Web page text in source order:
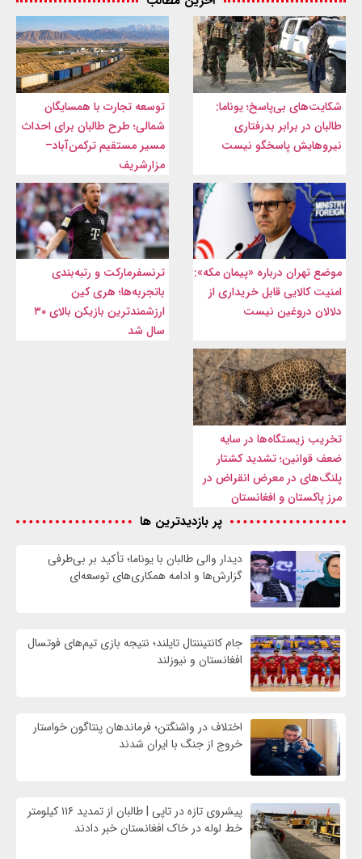
شکایت‌های بی‌پاسخ؛ یوناما:
طالبان در برابر بدرفتاری
نیروهایش پاسخگو نیست
توسعه تجارت با همسایگان
شمالی؛ طرح طالبان برای احداث
مسیر مستقیم ترکمن‌آباد–
مزارشریف
موضع تهران درباره «پیمان مکه»:
امنیت کالایی قابل خریداری از
دلالان دروغین نیست
ترنسفرمارکت و رتبه‌بندی
باتجربه‌ها؛ هری کین
ارزشمندترین بازیکن بالای ۳۰
سال شد
تخریب زیستگاه‌ها در سایه
ضعف قوانین؛ تشدید کشتار
پلنگ‌های در معرض انقراض در
مرز پاکستان و افغانستان
پر بازدیدترین ها
دیدار والی طالبان با یوناما؛ تأکید بر بی‌طرفی
گزارش‌ها و ادامه همکاری‌های توسعه‌ای
جام کانتیننتال تایلند؛ نتیجه بازی تیم‌های فوتسال
افغانستان و نیوزلند
اختلاف در واشنگتن؛ فرماندهان پنتاگون خواستار
خروج از جنگ با ایران شدند
پیشروی تازه در تاپی | طالبان از تمدید ۱۱۶ کیلومتر
خط لوله در خاک افغانستان خبر دادند